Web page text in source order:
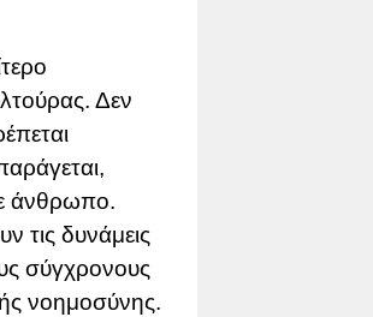
Δεν
άνθρωπο.
τις δυνάμεις
σύγχρονους
νοημοσύνης.